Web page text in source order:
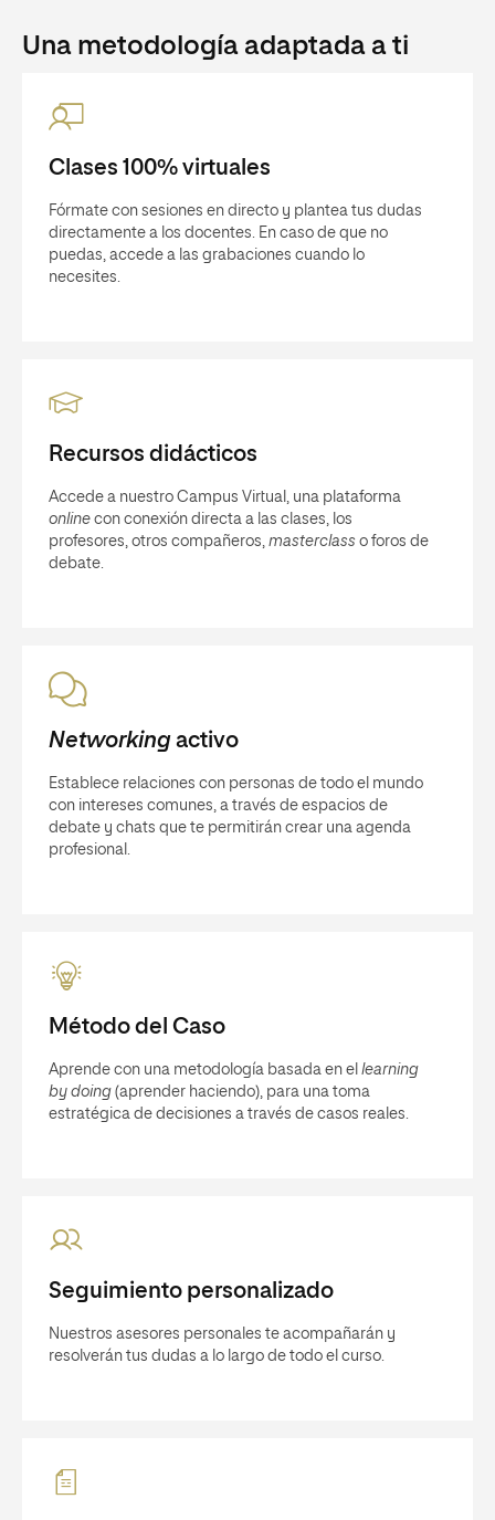
Una metodología adaptada a ti
Clases 100% virtuales
Fórmate con sesiones en directo y plantea tus dudas
directamente a los docentes. En caso de que no
puedas, accede a las grabaciones cuando lo
necesites.
Recursos didácticos
Accede a nuestro Campus Virtual, una plataforma
online con conexión directa a las clases, los
profesores, otros compañeros, masterclass o foros de
debate.
Networkingactivo
Establece relaciones con personas de todo el mundo
con intereses comunes, a través de espacios de
debate y chats que te permitirán crear una agenda
profesional.
Método del Caso
Aprende con una metodología basada en el learning
by doing (aprender haciendo), para una toma
estratégica de decisiones a través de casos reales.
Seguimiento personalizado
Nuestros asesores personales te acompañarán y
resolverán tus dudas a lo largo de todo el curso.